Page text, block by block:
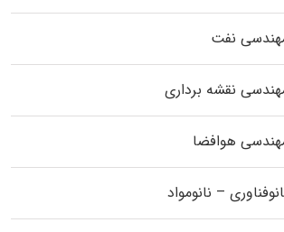
نفت
نقشه برداری
هوافضا
– نانومواد